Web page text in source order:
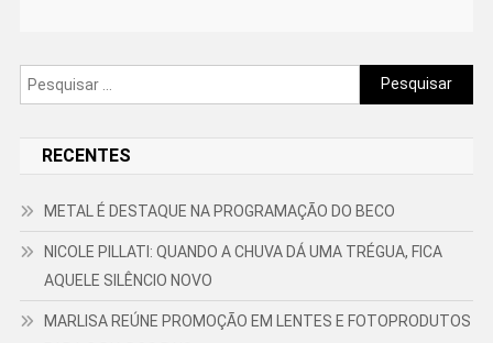
Pesquisar
por:
RECENTES
METAL É DESTAQUE NA PROGRAMAÇÃO DO BECO
NICOLE PILLATI: QUANDO A CHUVA DÁ UMA TRÉGUA, FICA
AQUELE SILÊNCIO NOVO
MARLISA REÚNE PROMOÇÃO EM LENTES E FOTOPRODUTOS